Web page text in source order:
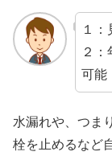
１
２
可能
水漏れや、つま
栓を止めるなど